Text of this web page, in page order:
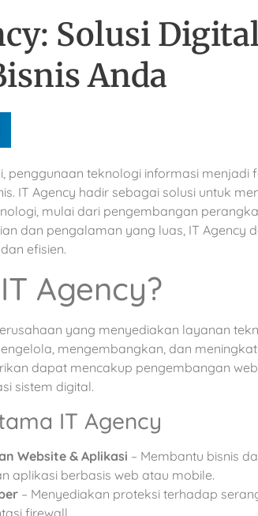
Solusi
Anda
penggunaan teknologi informasi menjadi
IT Agency hadir sebagai solusi untuk
mulai dari pengembangan
dan pengalaman yang luas, IT Agency
efisien.
Agency?
yang menyediakan layanan
mengembangkan, dan
dapat mencakup pengembangan
sistem digital.
IT Agency
Website & Aplikasi – Membantu bisnis
aplikasi berbasis web atau mobile.
– Menyediakan proteksi terhadap
firewall.